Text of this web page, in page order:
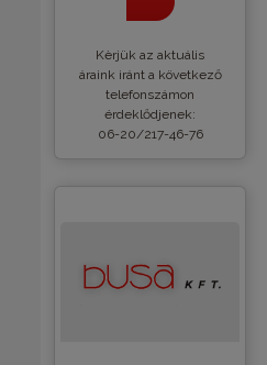
Kèrjük az aktuális
áraink iránt a következő
telefonszámon
érdeklődjenek:
06-20/217-46-76